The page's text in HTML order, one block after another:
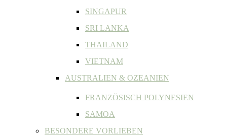
SINGAPUR
SRI LANKA
THAILAND
VIETNAM
AUSTRALIEN & OZEANIEN
FRANZÖSISCH POLYNESIEN
SAMOA
BESONDERE VORLIEBEN